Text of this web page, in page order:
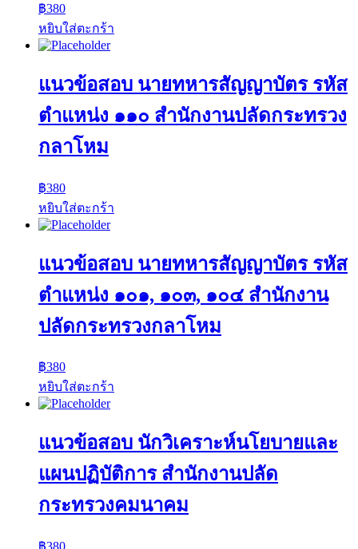
฿380
หยิบใส่ตะกร้า
แนวข้อสอบ นายทหารสัญญาบัตร รหัส
ตำแหน่ง ๑๑๐ สำนักงานปลัดกระทรวง
กลาโหม
฿380
หยิบใส่ตะกร้า
แนวข้อสอบ นายทหารสัญญาบัตร รหัส
ตำแหน่ง ๑๐๑, ๑๐๓, ๑๐๔ สำนักงาน
ปลัดกระทรวงกลาโหม
฿380
หยิบใส่ตะกร้า
แนวข้อสอบ นักวิเคราะห์นโยบายและ
แผนปฏิบัติการ สำนักงานปลัด
กระทรวงคมนาคม